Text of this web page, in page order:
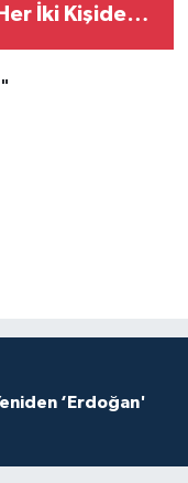
İki Kişiden
‘Erdoğan'